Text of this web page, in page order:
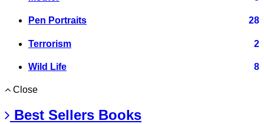
Pen Portraits 28
Terrorism 2
Wild Life 8
Close
Best Sellers Books